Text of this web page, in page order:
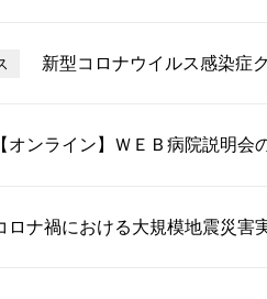
新型コロナウイルス感染症
【オンライン】ＷＥＢ病院説明会
ロナ禍における大規模地震災害